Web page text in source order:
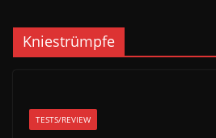
Kniestrümpfe
TESTS/REVIEW